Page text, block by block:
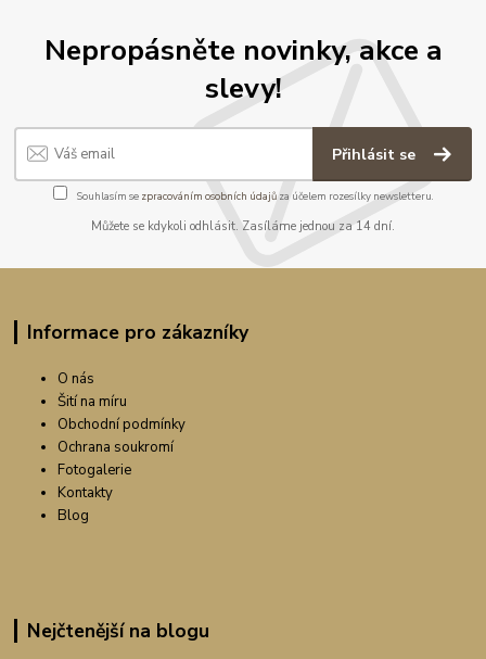
Nepropásněte novinky, akce a
slevy!
Přihlásit se
Souhlasím se zpracováním osobních údajůza účelem rozesílky newsletteru.
Můžete se kdykoli odhlásit. Zasíláme jednou za 14 dní.
Informace pro zákazníky
O nás
Šití na míru
Obchodní podmínky
Ochrana soukromí
Fotogalerie
Kontakty
Blog
Nejčtenější na blogu